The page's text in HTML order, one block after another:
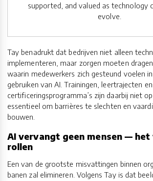
supported, and valued as technology
evolve.
Tay benadrukt dat bedrijven niet alleen
implementeren, maar zorgen moeten
waarin medewerkers zich gesteund voelen
gebruiken van AI. Trainingen, leertrajecten en
certificeringsprogramma’s zijn daarbij niet
essentieel om barrières te slechten en
bouwen.
AI vervangt geen mensen —
rollen
Een van de grootste misvattingen binnen
banen zal elimineren. Volgens Tay is dat